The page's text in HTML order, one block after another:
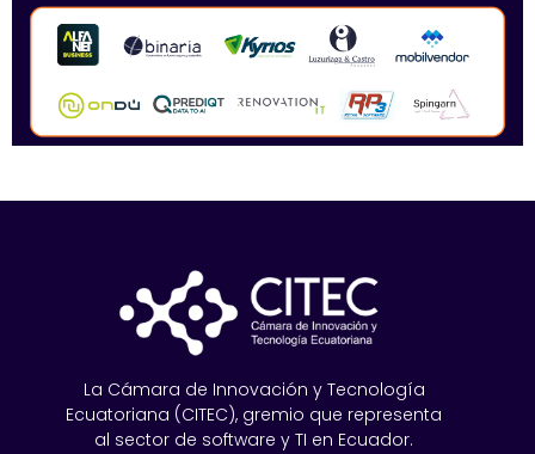
La Cámara de Innovación y Tecnología
Ecuatoriana (CITEC), gremio que representa
al sector de software y TI en Ecuador.